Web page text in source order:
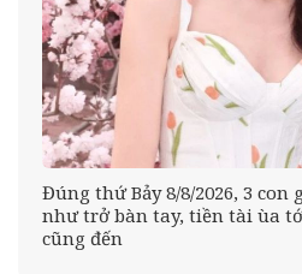
Đúng thứ Bảy 8/8/2026, 3 con
như trở bàn tay, tiền tài ùa
cũng đến